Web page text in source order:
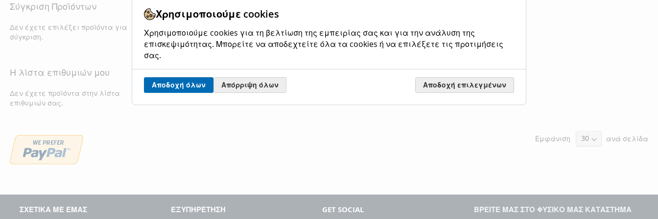
Valle AA01-20-10
Εμφάνιση ανά σελίδα
Σύγκριση Προϊόντων
Δεν έχετε επιλέξει προϊόντα για
σύγκριση.
Η λίστα επιθυμιών μου
Δεν έχετε προϊόντα στην λίστα
επιθυμιών σας.
ΣΧΕΤΙΚΑ ΜΕ ΕΜΑΣ ΕΞΥΠΗΡΕΤΗΣΗ GET SOCIAL ΒΡΕΙΤΕ ΜΑΣ ΣΤΟ ΦΥΣΙΚΟ ΜΑΣ ΚΑΤΑΣΤΗΜΑ
Χρησιμοποιούμε cookies
Χρησιμοποιούμε cookies για τη βελτίωση της εμπειρίας σας και για την ανάλυση της
επισκεψιμότητας. Μπορείτε να αποδεχτείτε όλα τα cookies ή να επιλέξετε τις προτιμήσεις
σας.
Αποδοχή όλων Απόρριψη όλων Αποδοχή επιλεγμένων